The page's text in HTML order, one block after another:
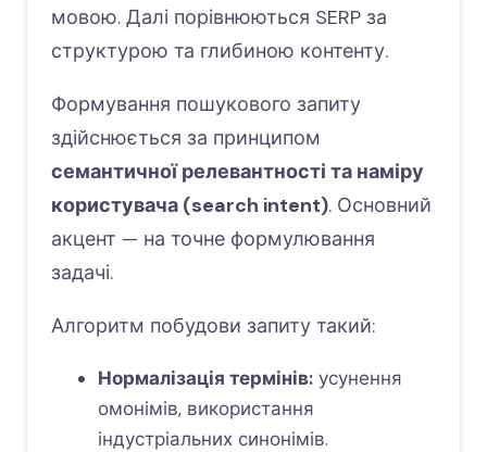
мовою. Далі порівнюються SERP за
структурою та глибиною контенту.
Формування пошукового запиту
здійснюється за принципом
семантичної релевантності та наміру
користувача (search intent). Основний
акцент — на точне формулювання
задачі.
Алгоритм побудови запиту такий:
Нормалізація термінів:усунення
омонімів, використання
індустріальних синонімів.